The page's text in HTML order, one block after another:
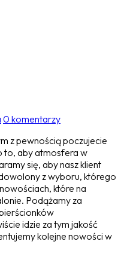
0 komentarzy
z pewnością poczujecie
to, aby atmosfera w
się, aby nasz klient
z wyboru, którego
które na
Podążamy za
idzie za tym jakość
kolejne nowości w